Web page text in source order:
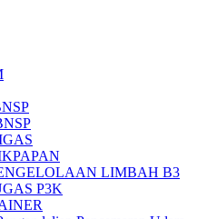
LIMBAH B3
P3K